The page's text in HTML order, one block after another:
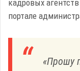
кадровых
портале
«Прошу